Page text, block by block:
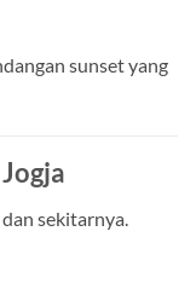
sunset yang
sekitarnya.